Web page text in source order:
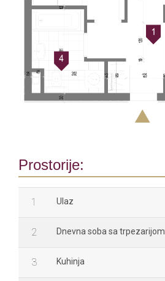
Prostorije:
1 Ulaz
2 Dnevna soba sa trpezarijom
3 Kuhinja